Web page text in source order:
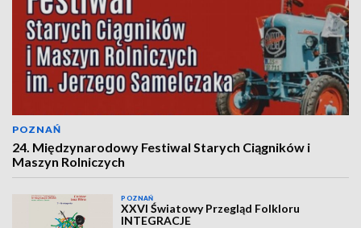
POZNAŃ
24. Międzynarodowy Festiwal Starych Ciągników i
Maszyn Rolniczych
POZNAŃ
XXVI Światowy Przegląd Folkloru
INTEGRACJE